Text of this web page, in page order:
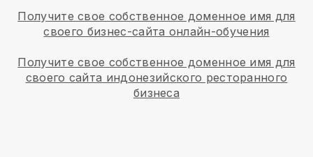
Получите свое собственное доменное имя для
своего бизнес-сайта онлайн-обучения
Получите свое собственное доменное имя для
своего сайта индонезийского ресторанного
бизнеса